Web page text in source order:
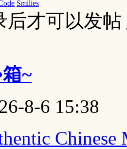
Smilies
后才可以发帖
~
8-6 15:38